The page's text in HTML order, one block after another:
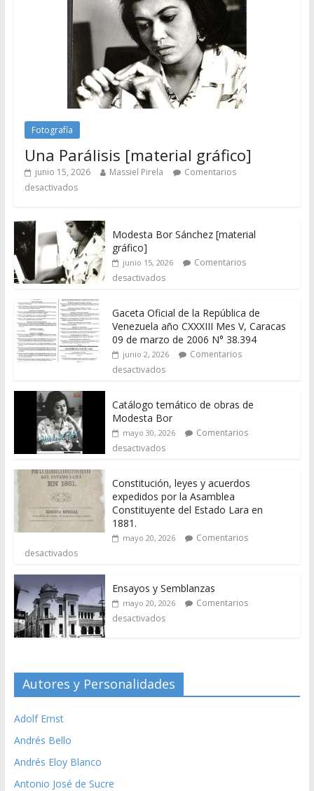
Fotografía
Una Parálisis [material gráfico]
junio 15, 2026 Massiel Pirela
Comentarios
desactivados
Modesta Bor Sánchez [material
gráfico]
junio 15, 2026
Comentarios
desactivados
Gaceta Oficial de la República de
Venezuela año CXXXIII Mes V, Caracas
09 de marzo de 2006 N° 38.394
junio 2, 2026
Comentarios
desactivados
Catálogo temático de obras de
Modesta Bor
mayo 30, 2026
Comentarios
desactivados
Constitución, leyes y acuerdos
expedidos por la Asamblea
Constituyente del Estado Lara en
1881.
mayo 20, 2026
Comentarios
desactivados
Ensayos y Semblanzas
mayo 20, 2026
Comentarios
desactivados
Autores y Personalidades
Adolf Ernst
Andrés Bello
Andrés Eloy Blanco
Antonio José de Sucre